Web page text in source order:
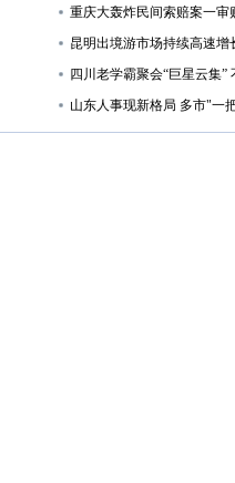
重庆大轰炸民间索赔案一审
昆明出境游市场持续高速增
四川老学霸聚会“巨星云集”
山东人事现新格局 多市"一